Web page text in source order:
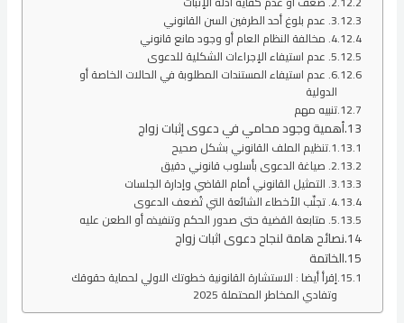
3. عدم بلوغ أحد الطرفين السن القانوني
4. مخالفة النظام العام أو وجود مانع قانوني
5. عدم استيفاء الإجراءات الشكلية للدعوى
6. عدم استيفاء المستندات المطلوبة في الحالات الخاصة أو
الدولية
تنبيه مهم
أهمية وجود محامي في دعوى إثبات زواج
1.تنظيم الملف القانوني بشكل صحيح
2. صياغة الدعوى بأسلوب قانوني دقيق
3. التمثيل القانوني أمام القاضي وإدارة الجلسات
4. تجنّب الأخطاء الشائعة التي تُضعف الدعوى
5. متابعة القضية حتى صدور الحكم وتنفيذه أو الطعن عليه
نصائح هامة لنجاح دعوى اثبات زواج
الخاتمة
إقرأ أيضا : الاستشارة القانونية خطوتك الاولي لحماية حقوقك
وتفادي المخاطر المحتملة 2025